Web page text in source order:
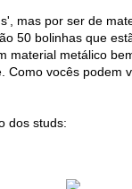
mas por ser de
50 bolinhas que
material metálico
Como vocês podem
dos studs: